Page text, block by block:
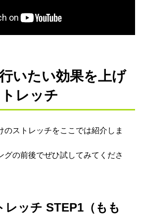
いたい効果を上げ
レッチ
のストレッチをここでは紹介しま
グの前後でぜひ試してみてくださ
レッチ STEP1（もも